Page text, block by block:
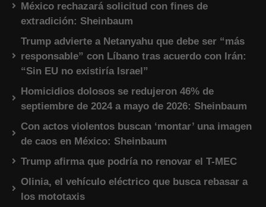
México rechazará solicitud con fines de
extradición: Sheinbaum
Trump advierte a Netanyahu que debe ser “más
responsable” con Líbano tras acuerdo con Irán:
“Sin EU no existiría Israel”
Homicidios dolosos se redujeron 46% de
septiembre de 2024 a mayo de 2026: Sheinbaum
Con actos violentos buscan ‘montar’ una imagen
de caos en México: Sheinbaum
Trump afirma que podría no renovar el T-MEC
Olinia, el vehículo eléctrico que busca rebasar a
los mototaxis